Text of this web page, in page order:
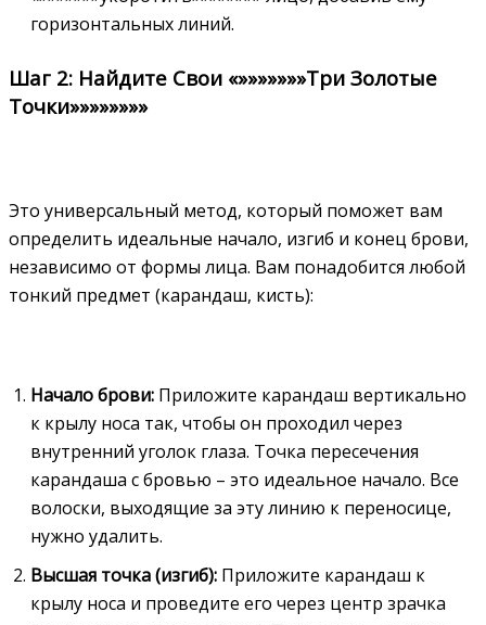
горизонтальных линий.
Шаг 2: Найдите Свои «»»»»»»»Три Золотые
Точки»»»»»»»»
Это универсальный метод, который поможет вам
определить идеальные начало, изгиб и конец брови,
независимо от формы лица. Вам понадобится любой
тонкий предмет (карандаш, кисть):
Начало брови: Приложите карандаш вертикально
к крылу носа так, чтобы он проходил через
внутренний уголок глаза. Точка пересечения
карандаша с бровью – это идеальное начало. Все
волоски, выходящие за эту линию к переносице,
нужно удалить.
Высшая точка (изгиб): Приложите карандаш к
крылу носа и проведите его через центр зрачка